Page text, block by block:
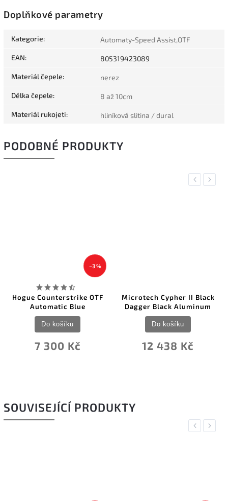
Doplňkové parametry
Kategorie: Automaty-Speed Assist,OTF
EAN: 805319423089
Materiál čepele: nerez
Délka čepele: 8 až 10cm
Materiál rukojeti: hliníková slitina / dural
PODOBNÉ PRODUKTY
Previous
–3 %
Hogue Counterstrike OTF
Automatic Blue
7 300 Kč
Do košíku
Microtech Cypher II Black
Dagger Black Aluminum
12 438 Kč
Do košíku
Next
SOUVISEJÍCÍ PRODUKTY
Previous
Next